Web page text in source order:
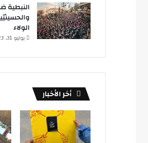
النبطية
الولاء
يوليو 31, 2023
أخر الأخبار